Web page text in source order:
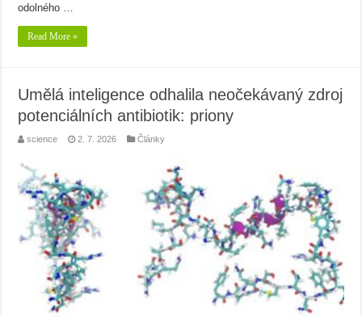
odolného …
Read More »
Umělá inteligence odhalila neočekávaný zdroj
potenciálních antibiotik: priony
science 2. 7. 2026 Články